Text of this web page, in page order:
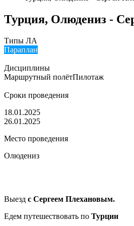
Турция, Олюдениз -
Типы ЛА
Параплан
Дисциплины
Маршрутный полётПилотаж
Сроки проведения
18.01.2025
26.01.2025
Место проведения
Олюдениз
Выезд с Сергеем Плехановым.
Едем путешествовать по Турции